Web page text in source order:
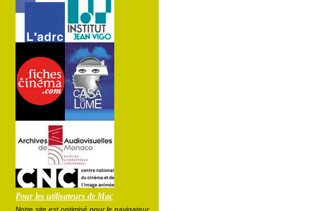
Pour les utilisateurs de Mac
Notre site est optimisé pour le navigateur